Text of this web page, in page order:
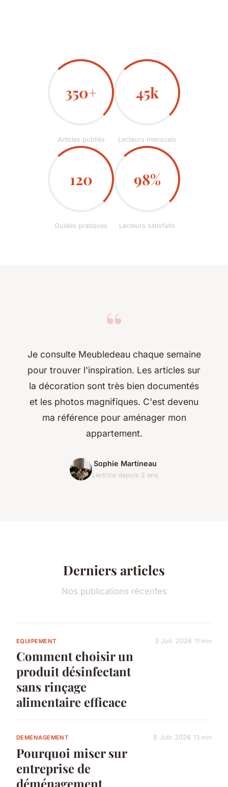
350+
Articles publiés
45k
Lecteurs mensuels
120
Guides pratiques
98%
Lecteurs satisfaits
“
Je consulte Meubledeau chaque semaine
pour trouver l'inspiration. Les articles sur
la décoration sont très bien documentés
et les photos magnifiques. C'est devenu
ma référence pour aménager mon
appartement.
Sophie Martineau
Lectrice depuis 2 ans
Derniers articles
Nos publications récentes
EQUIPEMENT
Comment choisir un
produit désinfectant
sans rinçage
alimentaire efficace
3 Juil. 2026 11 min
DEMENAGEMENT
Pourquoi miser sur
entreprise de
déménagement
8 Juin 2026 13 min